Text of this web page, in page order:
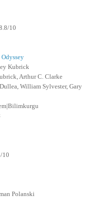
10
Odyssey
Kubrick
Arthur C. Clarke
William Sylvester, Gary
10
Polanski